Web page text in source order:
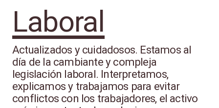
Laboral
Actualizados y cuidadosos. Estamos al
día de la cambiante y compleja
legislación laboral. Interpretamos,
explicamos y trabajamos para evitar
conflictos con los trabajadores, el activo